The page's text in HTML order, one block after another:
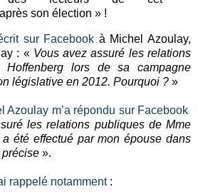
son élection » !
sur Facebook à Michel Azoulay,
: « Vous avez assuré les relations
Hoffenberg lors de sa campagne
législative en 2012. Pourquoi ? »
Azoulay m’a répondu sur Facebook
les relations publiques de Mme
été effectué par mon épouse dans
».
rappelé notamment: